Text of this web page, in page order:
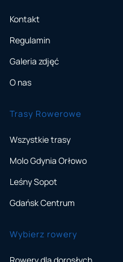
Kontakt
Regulamin
Galeria zdjęć
O nas
Trasy Rowerowe
Wszystkie trasy
Molo Gdynia Orłowo
Leśny Sopot
Gdańsk Centrum
Wybierz rowery